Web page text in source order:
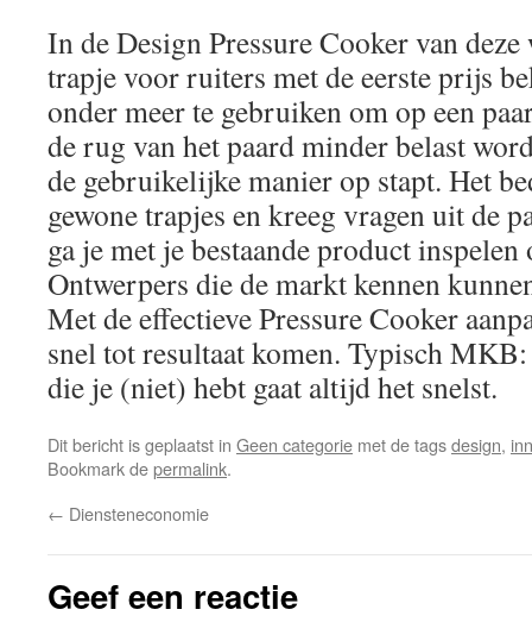
In de Design Pressure Cooker van
trapje voor ruiters met de eerste prijs
onder meer te gebruiken om op een
de rug van het paard minder belast
de gebruikelijke manier op stapt. Het
gewone trapjes en kreeg vragen uit de
ga je met je bestaande product
Ontwerpers die de markt kennen
Met de effectieve Pressure Cooker
snel tot resultaat komen. Typisch
die je (niet) hebt gaat altijd het snelst.
Dit bericht is geplaatst in Geen categorie met de tagsdesign,
Bookmark depermalink.
← Diensteneconomie
Geef een reactie